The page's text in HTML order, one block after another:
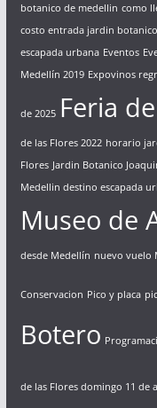
botanico de medellin como
costo entrada jardin
escapada urbana Eventos
Medellín 2019 Expovinos
de 2025 Feria
de las Flores 2022 horario
Flores Jardin Botanico
Medellin destino escapada
Museo de
desde Medellín nuevo vuelo
Conservacion Pico y placa
Botero
de las Flores domingo 11 de